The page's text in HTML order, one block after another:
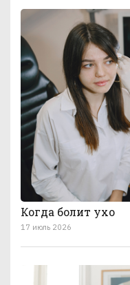
Когда болит ухо
17 июль 2026